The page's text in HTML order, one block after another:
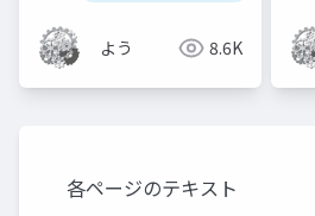
よう 8.6K
各ページのテキスト